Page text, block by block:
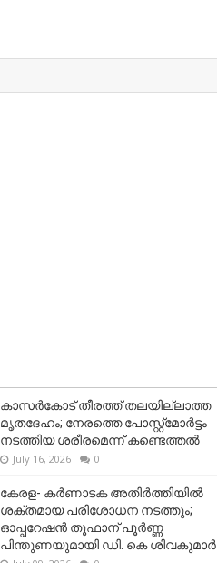
കാസർകോട് തീരത്ത് തലയില്ലാത്ത
മൃതദേഹം; നേരത്തെ പോസ്റ്റ്‌മോർട്ടം
നടത്തിയ ശരീരമെന്ന് കണ്ടെത്തൽ
July 16, 2026 0
കേരള- കർണാടക അതിർത്തിയിൽ
ശക്തമായ പരിശോധന നടത്തും;
ഓപ്പറേഷൻ തൂഫാന് പൂർണ്ണ
പിന്തുണയുമായി ഡി. കെ ശിവകുമാർ